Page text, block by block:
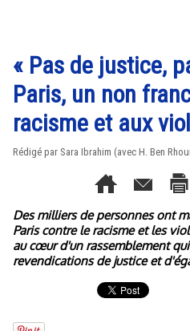
« Pas de justice,
Paris, un non
racisme et aux
Rédigé par Sara Ibrahim (avec H. Ben
Des milliers de personnes ont
Paris contre le racisme et les
au cœur d'un rassemblement
revendications de justice et